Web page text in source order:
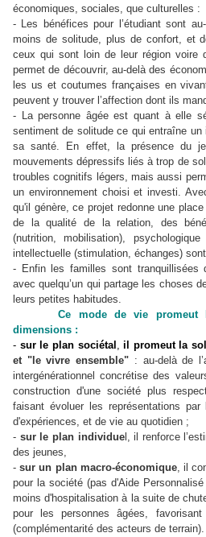
économiques, sociales, que culturelles :
- Les bénéfices pour l’étudiant sont
moins de solitude, plus de confort, et
ceux qui sont loin de leur région voire
permet de découvrir, au-delà des
les us et coutumes françaises en
peuvent y trouver l’affection dont ils
- La personne âgée est quant à elle
sentiment de solitude ce qui entraîne
sa santé. En effet, la présence du
mouvements dépressifs liés à trop de
troubles cognitifs légers, mais aussi
un environnement choisi et investi.
qu'il génère, ce projet redonne une
de la qualité de la relation, des
(nutrition, mobilisation),
intellectuelle (stimulation, échanges)
- Enfin les familles sont tranquillisées
avec quelqu’un qui partage les choses
leurs petites habitudes.
Ce mode de vie promeut
dimensions :
- sur le plan sociétal ,il promeut la
et "le vivre ensemble" : au-delà de
intergénérationnel concrétise des
construction d'une société plus
faisant évoluer les représentations par
d'expériences, et de vie au quotidien ;
- sur le plan individuel, il renforce
des jeunes,
-sur un plan macro-économique, il
pour la société (pas d'Aide
moins d'hospitalisation à la suite de
pour les personnes âgées,
(complémentarité des acteurs de